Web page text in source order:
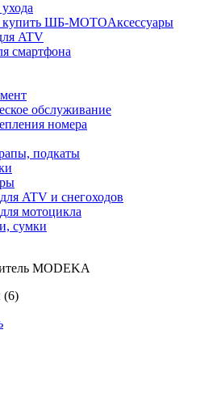
Аксессуары
ATV
смартфона
обслуживание
номера
подкаты
ATV и снегоходов
мотоцикла
сумки
MODEKA
(6)